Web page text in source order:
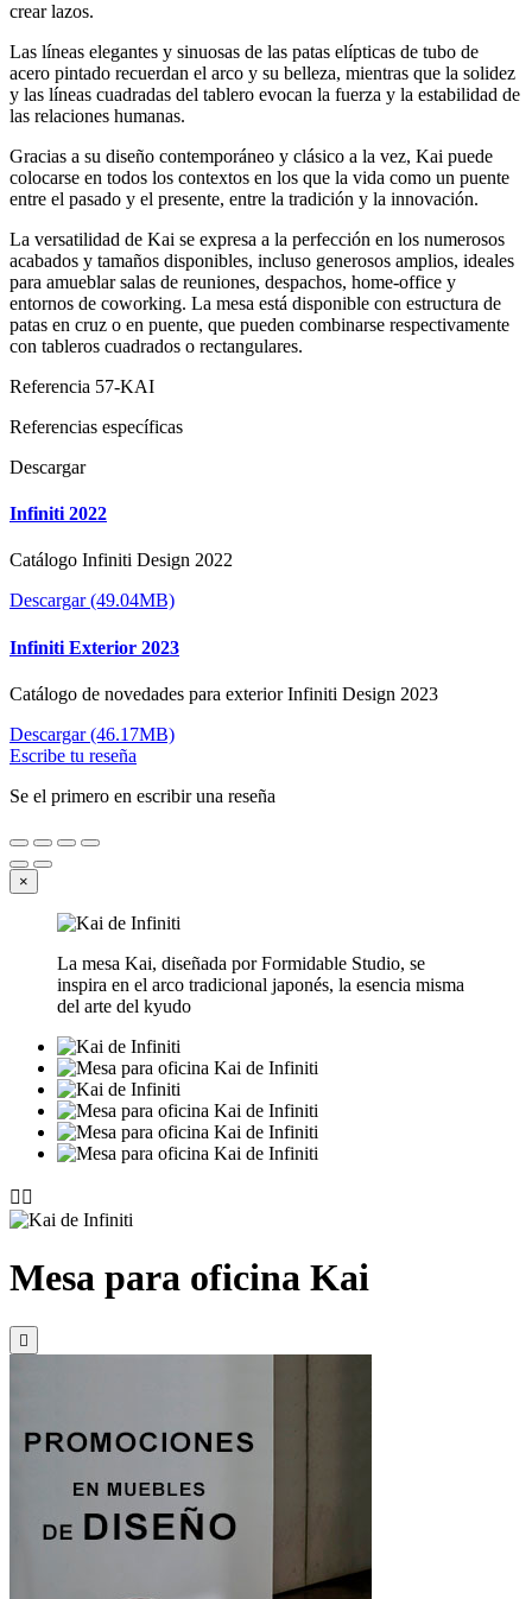
crear lazos.
Las líneas elegantes y sinuosas de las patas elípticas de tubo de
acero pintado recuerdan el arco y su belleza, mientras que la solidez
y las líneas cuadradas del tablero evocan la fuerza y la estabilidad de
las relaciones humanas.
Gracias a su diseño contemporáneo y clásico a la vez, Kai puede
colocarse en todos los contextos en los que la vida como un puente
entre el pasado y el presente, entre la tradición y la innovación.
La versatilidad de Kai se expresa a la perfección en los numerosos
acabados y tamaños disponibles, incluso generosos amplios, ideales
para amueblar salas de reuniones, despachos, home-office y
entornos de coworking. La mesa está disponible con estructura de
patas en cruz o en puente, que pueden combinarse respectivamente
con tableros cuadrados o rectangulares.
Referencia 57-KAI
Referencias específicas
Descargar
Infiniti 2022
Catálogo Infiniti Design 2022
Descargar (49.04MB)
Infiniti Exterior 2023
Catálogo de novedades para exterior Infiniti Design 2023
Descargar (46.17MB)
Escribe tu reseña
Se el primero en escribir una reseña
×
La mesa Kai, diseñada por Formidable Studio, se
inspira en el arco tradicional japonés, la esencia misma
del arte del kyudo
 
Mesa para oficina Kai
